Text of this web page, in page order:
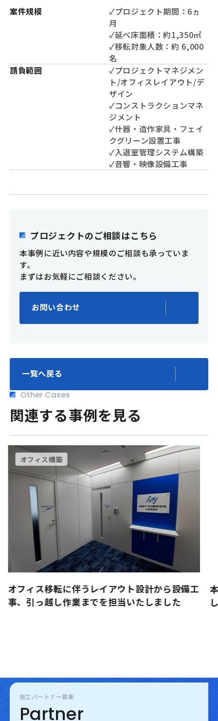
案件規模
✓プロジェクト期間：6ヵ
月
✓延べ床面積：約1,350㎡
✓移転対象人数：約 6,000
名
請負範囲
✓プロジェクトマネジメン
ト/オフィスレイアウト/デ
ザイン
✓コンストラクションマネ
ジメント
✓什器・造作家具・フェイ
クグリーン設置工事
✓入退室管理システム構築
✓音響・映像設備工事
プロジェクトのご相談はこちら
本事例に近い内容や規模のご相談も承っていま
す。
まずはお気軽にご相談ください。
お問い合わせ
一覧へ戻る
Other Cases
関連する事例を見る
オフィス構築
オフィス移転に伴うレイアウト設計から設備工
事、引っ越し作業までを担当いたしました
し
施工パートナー募集
Partner